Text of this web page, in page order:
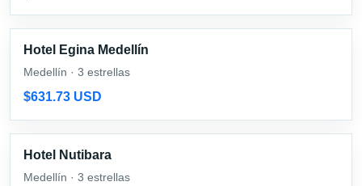
Hotel Egina Medellín
Medellín · 3 estrellas
$631.73 USD
Hotel Nutibara
Medellín · 3 estrellas